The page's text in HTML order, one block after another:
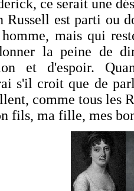
ce serait une
Russell est parti ou
mais qui
la peine de
et d'espoir.
s'il croit que de
comme tous les
fils, ma fille, mes